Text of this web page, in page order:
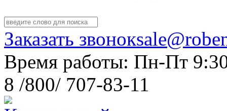
Заказать звонок
Время работы: Пн-Пт
8 /800/ 707-83-11